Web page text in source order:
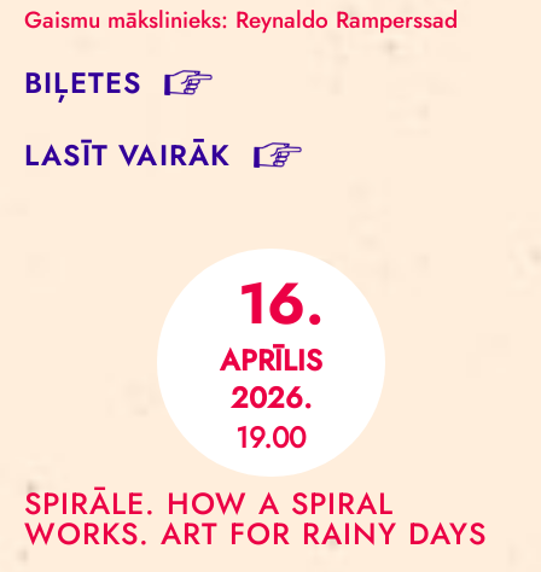
Gaismu mākslinieks: Reynaldo Ramperssad
BIĻETES
LASĪT VAIRĀK
16.
APRĪLIS
2026.
19.00
SPIRĀLE. HOW A SPIRAL
WORKS. ART FOR RAINY DAYS